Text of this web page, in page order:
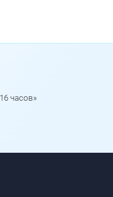
часов»